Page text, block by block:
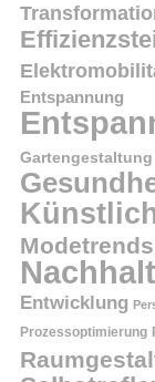
Entspannung
Gartengestaltung
Modetrends
Entwicklung
Prozessoptimierung